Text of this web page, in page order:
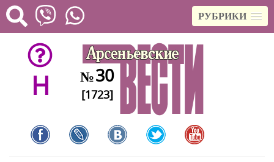
РУБРИКИ
H №30
[1723]